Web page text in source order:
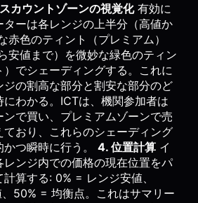
カウントゾーンの視覚化有効に
ーは各レンジの上半分（高値か
赤色のティント（プレミアム）
安値まで）を微妙な緑色のティン
）でシェーディングする。これに
ジの割高な部分と割安な部分のど
わかる。ICTは、機関参加者は
で買い、プレミアムゾーンで売
ており、これらのシェーディング
つ瞬時に行う。 4. 位置計算 イ
レンジ内での価格の現在位置をパ
算する: 0% = レンジ安値、
50% = 均衡点。これはサマリー